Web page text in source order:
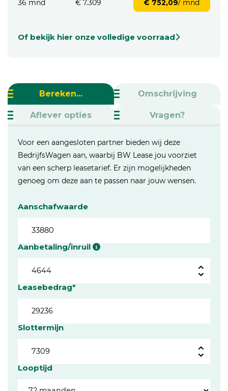
36 mnd
€ 7.309
€ 752,09/ mnd
Of bekijk hier onze volledige voorraad
Bereken... Omschrijving
Aflever opties Vragen?
Voor een aangesloten partner bieden wij deze
BedrijfsWagen aan, waarbij BW Lease jou voorziet
van een scherp leasetarief. Er zijn mogelijkheden
genoeg om deze aan te passen naar jouw wensen.
Aanschafwaarde
Aanbetaling/inruil
Leasebedrag*
Slottermijn
Looptijd